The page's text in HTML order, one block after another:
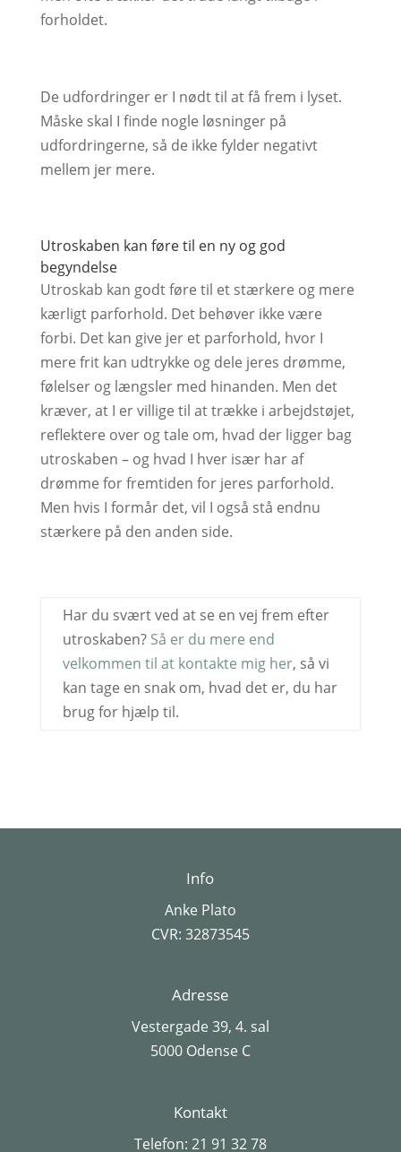
forholdet.
De udfordringer er I nødt til at få frem i lyset.
Måske skal I finde nogle løsninger på
udfordringerne, så de ikke fylder negativt
mellem jer mere.
Utroskaben kan føre til en ny og god
begyndelse
Utroskab kan godt føre til et stærkere og mere
kærligt parforhold. Det behøver ikke være
forbi. Det kan give jer et parforhold, hvor I
mere frit kan udtrykke og dele jeres drømme,
følelser og længsler med hinanden. Men det
kræver, at I er villige til at trække i arbejdstøjet,
reflektere over og tale om, hvad der ligger bag
utroskaben – og hvad I hver især har af
drømme for fremtiden for jeres parforhold.
Men hvis I formår det, vil I også stå endnu
stærkere på den anden side.
Har du svært ved at se en vej frem efter
utroskaben? Så er du mere end
velkommen til at kontakte mig her, så vi
kan tage en snak om, hvad det er, du har
brug for hjælp til.
Info
Anke Plato
CVR: 32873545
Adresse
Vestergade 39, 4. sal
5000 Odense C
Kontakt
Telefon: 21 91 32 78